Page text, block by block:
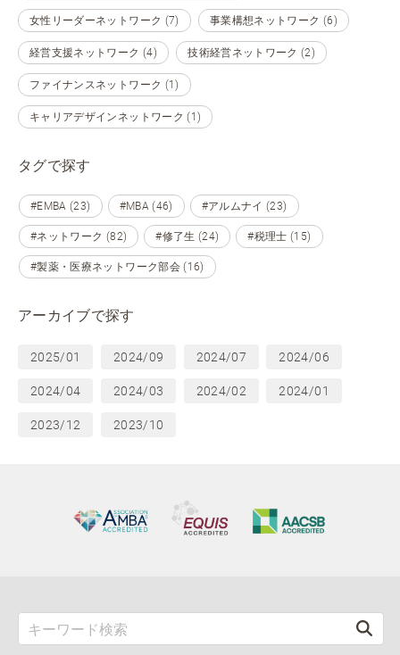
女性リーダーネットワーク (7) 事業構想ネットワーク (6)
経営支援ネットワーク (4) 技術経営ネットワーク (2)
ファイナンスネットワーク (1)
キャリアデザインネットワーク (1)
タグで探す
#EMBA (23) #MBA (46) #アルムナイ (23)
#ネットワーク (82) #修了生 (24) #税理士 (15)
#製薬・医療ネットワーク部会 (16)
アーカイブで探す
2025/01 2024/09 2024/07 2024/06
2024/04 2024/03 2024/02 2024/01
2023/12 2023/10